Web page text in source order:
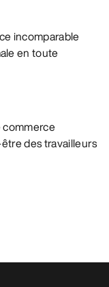
incomparable
en toute
commerce
des travailleurs